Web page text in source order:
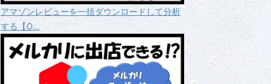
アマゾンレビューを一括ダウンロードして分析
する【O...